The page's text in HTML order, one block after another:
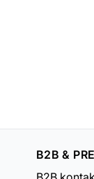
B2B &